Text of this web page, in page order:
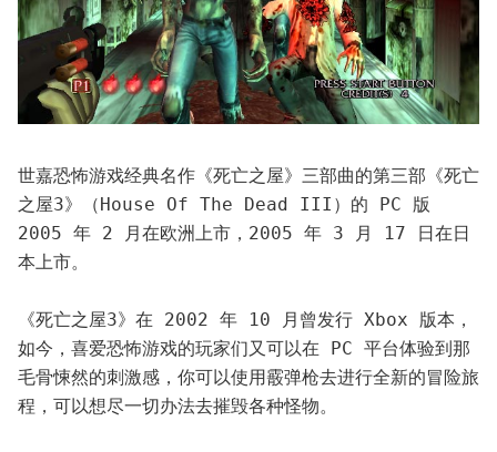
世嘉恐怖游戏经典名作《死亡之屋》三部曲的第三部《死亡
之屋3》（House Of The Dead III）的 PC 版
2005 年 2 月在欧洲上市，2005 年 3 月 17 日在日
本上市。
《死亡之屋3》在 2002 年 10 月曾发行 Xbox 版本，
如今，喜爱恐怖游戏的玩家们又可以在 PC 平台体验到那
毛骨悚然的刺激感，你可以使用霰弹枪去进行全新的冒险旅
程，可以想尽一切办法去摧毁各种怪物。